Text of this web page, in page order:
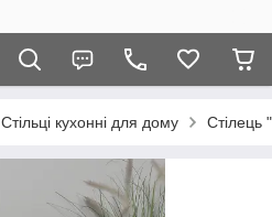
Стільці кухонні для дому Стілець